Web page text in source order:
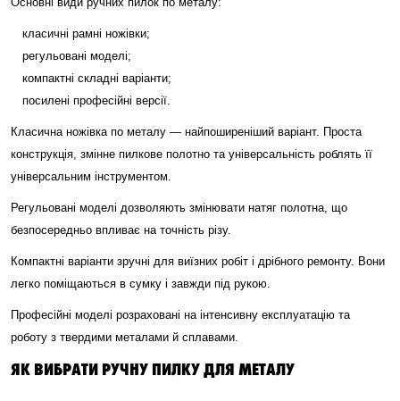
класичні рамні ножівки;
регульовані моделі;
компактні складні варіанти;
посилені професійні версії.
Класична ножівка по металу — найпоширеніший варіант. Проста
конструкція, змінне пилкове полотно та універсальність роблять її
універсальним інструментом.
Регульовані моделі дозволяють змінювати натяг полотна, що
безпосередньо впливає на точність різу.
Компактні варіанти зручні для виїзних робіт і дрібного ремонту. Вони
легко поміщаються в сумку і завжди під рукою.
Професійні моделі розраховані на інтенсивну експлуатацію та
роботу з твердими металами й сплавами.
ЯК ВИБРАТИ РУЧНУ ПИЛКУ ДЛЯ МЕТАЛУ